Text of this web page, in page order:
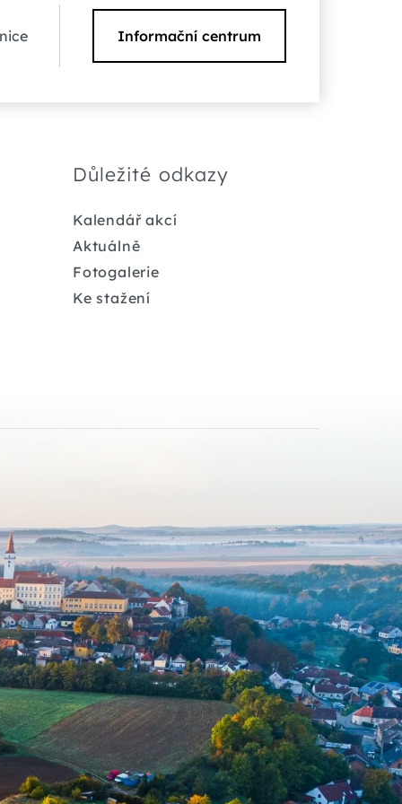
Informační centrum
Důležité odkazy
Kalendář akcí
Aktuálně
Fotogalerie
Ke stažení